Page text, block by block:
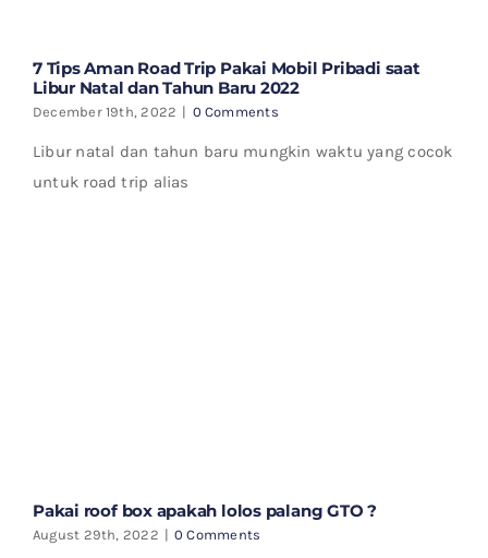
7 Tips Aman Road Trip Pakai Mobil Pribadi saat
Libur Natal dan Tahun Baru 2022
December 19th, 2022 | 0 Comments
Libur natal dan tahun baru mungkin waktu yang cocok
untuk road trip alias
Pakai roof box apakah lolos palang GTO ?
August 29th, 2022 | 0 Comments